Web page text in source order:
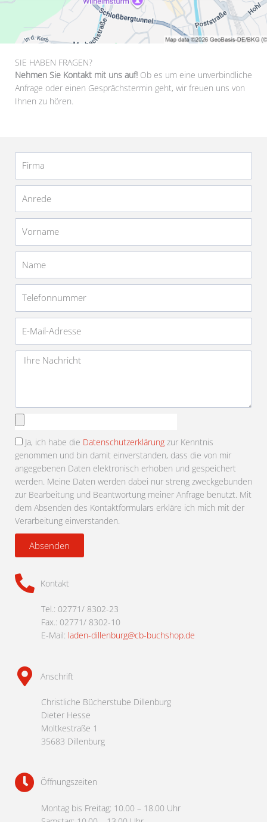
SIE HABEN FRAGEN?
Nehmen Sie Kontakt mit uns auf! Ob es um eine unverbindliche
Anfrage oder einen Gesprächstermin geht, wir freuen uns von
Ihnen zu hören.
Mail-
Adresse
Nachricht
Anhang
Ja, ich habe die Datenschutzerklärung zur Kenntnis
genommen und bin damit einverstanden, dass die von mir
angegebenen Daten elektronisch erhoben und gespeichert
werden. Meine Daten werden dabei nur streng zweckgebunden
zur Bearbeitung und Beantwortung meiner Anfrage benutzt. Mit
dem Absenden des Kontaktformulars erkläre ich mich mit der
Verarbeitung einverstanden.
Absenden
Kontakt
Tel.: 02771/ 8302-23
Fax.: 02771/ 8302-10
E-Mail: laden-dillenburg@cb-buchshop.de
Anschrift
Christliche Bücherstube Dillenburg
Dieter Hesse
Moltkestraße 1
35683 Dillenburg
Öffnungszeiten
Montag bis Freitag: 10.00 – 18.00 Uhr